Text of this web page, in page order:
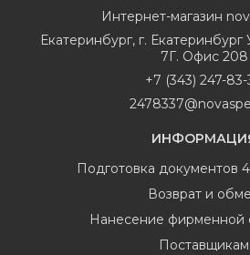
Интернет-магазин
Екатеринбург, г. Екатеринбург
7Г. Офис 208
+7 (343) 247-83-
Подготовка документов
Возврат и
Нанесение фирменной
Поставщикам